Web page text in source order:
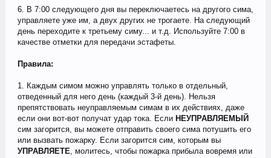
6. В 7:00 следующего дня вы переключаетесь на другого сима,
управляете уже им, а двух других не трогаете. На следующий
день переходите к третьему симу... и т.д. Используйте 7:00 в
качестве отметки для передачи эстафеты.
Правила:
1. Каждым симом можно управлять только в отдельный,
отведенный для него день (каждый 3-й день). Нельзя
препятствовать неуправляемым симам в их действиях, даже
если они вот-вот получат удар тока. Если НЕУПРАВЛЯЕМЫЙ
сим загорится, вы можете отправить своего сима потушить его
или вызвать пожарку. Если загорится сим, которым вы
УПРАВЛЯЕТЕ , молитесь, чтобы пожарка прибыла вовремя или